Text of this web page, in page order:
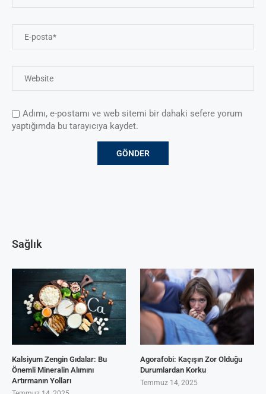
Adımı, e-postamı ve web sitemi bir dahaki sefere yorum
yaptığımda bu tarayıcıya kaydet.
Sağlık
Kalsiyum Zengin Gıdalar: Bu
Önemli Mineralin Alımını
Artırmanın Yolları
Agorafobi: Kaçışın Zor Olduğu
Durumlardan Korku
Temmuz 14, 2025